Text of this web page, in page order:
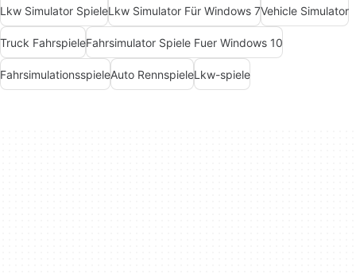
Lkw Simulator SpieleLkw Simulator Für Windows 7Vehicle Simulator
Truck FahrspieleFahrsimulator Spiele Fuer Windows 10
FahrsimulationsspieleAuto RennspieleLkw-spiele